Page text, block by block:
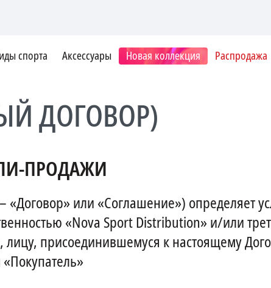
спорта Аксессуары Новая коллекция Распродажа
ДОГОВОР)
ПРОДАЖИ
или «Соглашение») определяет
«Nova Sport Distribution» и/или
присоединившемуся к настоящему